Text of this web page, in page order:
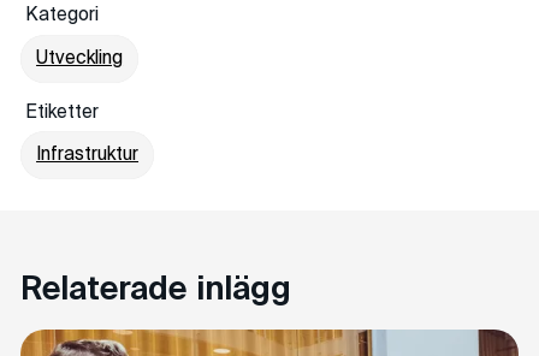
Kategori
Utveckling
Etiketter
Infrastruktur
Relaterade inlägg